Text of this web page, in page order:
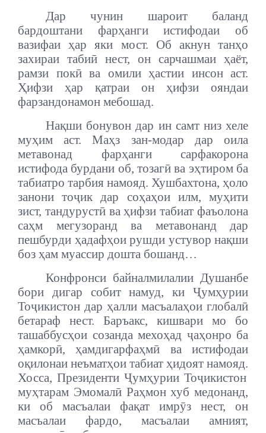
Дар чунин шароит баланд
бардоштани фарҳанги истифодаи об
вазифаи ҳар яки мост. Об акнун танҳо
захираи табиӣ нест, он сарчашмаи ҳаёт,
рамзи покӣ ва омили ҳастии инсон аст.
Ҳифзи ҳар қатраи он ҳифзи ояндаи
фарзандонамон мебошад.
Нақши бонувон дар ин самт низ хеле
муҳим аст. Маҳз зан-модар дар оила
метавонад фарҳанги сарфакорона
истифода бурдани об, тозагӣ ва эҳтиром ба
табиатро тарбия намояд. Хушбахтона, ҳоло
занони тоҷик дар соҳаҳои илм, муҳити
зист, тандурустӣ ва ҳифзи табиат фаъолона
саҳм мегузоранд ва метавонанд дар
пешбурди ҳадафҳои рушди устувор нақши
боз ҳам муассир дошта бошанд…
Конфронси байналмилалии Душанбе
бори дигар собит намуд, ки Ҷумҳурии
Тоҷикистон дар ҳалли масъалаҳои глобалӣ
бетараф нест. Баръакс, кишвари мо бо
ташаббусҳои созанда мехоҳад ҷаҳонро ба
ҳамкорӣ, ҳамдигарфаҳмӣ ва истифодаи
оқилонаи неъматҳои табиат ҳидоят намояд.
Хосса, Президенти Ҷумҳурии Тоҷикистон
муҳтарам Эмомалӣ Раҳмон хуб медонанд,
ки об масъалаи фақат имрӯз нест, он
масъалаи фардо, масъалаи амният,